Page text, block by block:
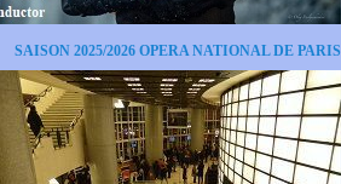
SAISON 2025/2026 OPERA NATIONAL DE PARIS